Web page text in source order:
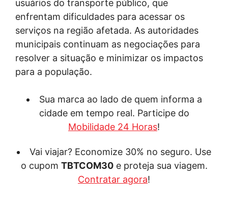
usuários do transporte público, que
enfrentam dificuldades para acessar os
serviços na região afetada. As autoridades
municipais continuam as negociações para
resolver a situação e minimizar os impactos
para a população.
Sua marca ao lado de quem informa a
cidade em tempo real. Participe do
Mobilidade 24 Horas!
Vai viajar? Economize 30% no seguro. Use
o cupom TBTCOM30e proteja sua viagem.
Contratar agora!